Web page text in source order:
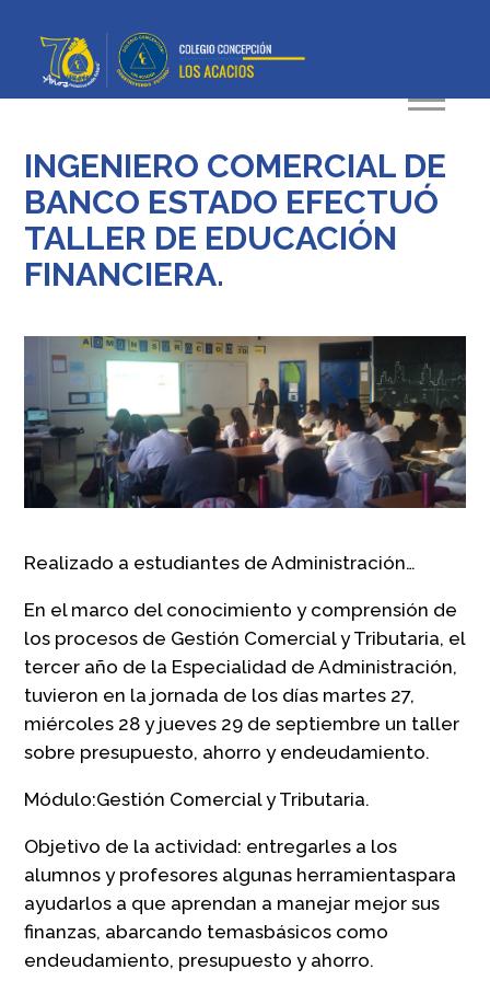
INGENIERO COMERCIAL DE
BANCO ESTADO EFECTUÓ
TALLER DE EDUCACIÓN
FINANCIERA.
Realizado a estudiantes de Administración…
En el marco del conocimiento y comprensión de
los procesos de Gestión Comercial y Tributaria, el
tercer año de la Especialidad de Administración,
tuvieron en la jornada de los días martes 27,
miércoles 28 y jueves 29 de septiembre un taller
sobre presupuesto, ahorro y endeudamiento.
Módulo:Gestión Comercial y Tributaria.
Objetivo de la actividad: entregarles a los
alumnos y profesores algunas herramientaspara
ayudarlos a que aprendan a manejar mejor sus
finanzas, abarcando temasbásicos como
endeudamiento, presupuesto y ahorro.